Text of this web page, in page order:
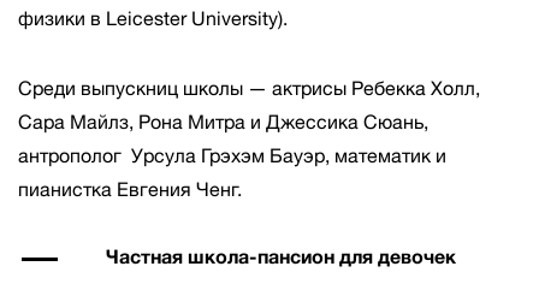
физики в Leicester University).
Среди выпускниц школы — актрисы Ребекка Холл,
Сара Майлз, Рона Митра и Джессика Сюань,
антрополог Урсула Грэхэм Бауэр, математик и
пианистка Евгения Ченг.
Частная школа-пансион для девочек